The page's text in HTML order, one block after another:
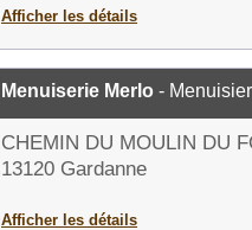
Afficher les détails
Menuiserie Merlo - Menuisier
CHEMIN DU MOULIN DU
13120 Gardanne
Afficher les détails